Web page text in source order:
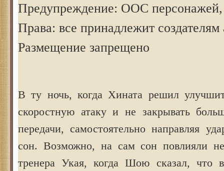
Предупреждение: ООС
Права: все принадлежит
Размещение запрещено
В ту ночь, когда Хината решил
скоростную атаку и не закрывать
передачи, самостоятельно направляя
сон. Возможно, на сам сон повлияли
тренера Укая, когда Шою сказал, что